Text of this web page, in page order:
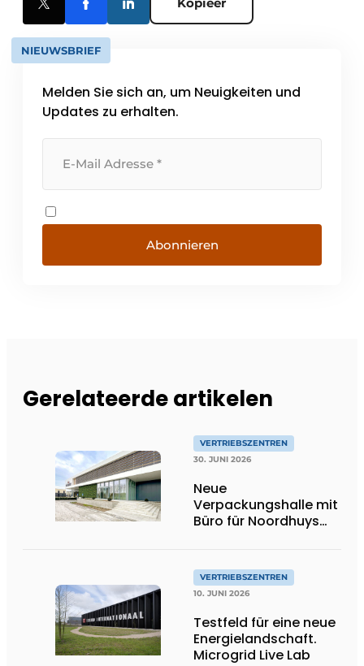
NIEUWSBRIEF
Melden Sie sich an, um Neuigkeiten und
Updates zu erhalten.
Abonnieren
Gerelateerde artikelen
VERTRIEBSZENTREN
30. JUNI 2026
Neue
Verpackungshalle mit
Büro für Noordhuys
VERTRIEBSZENTREN
10. JUNI 2026
Testfeld für eine neue
Energielandschaft.
Microgrid Live Lab